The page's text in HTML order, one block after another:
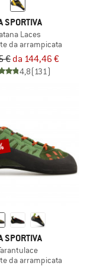
SPORTIVA
Laces
da arrampicata
€ da 144,46 €
4,8(131)
SPORTIVA
da arrampicata